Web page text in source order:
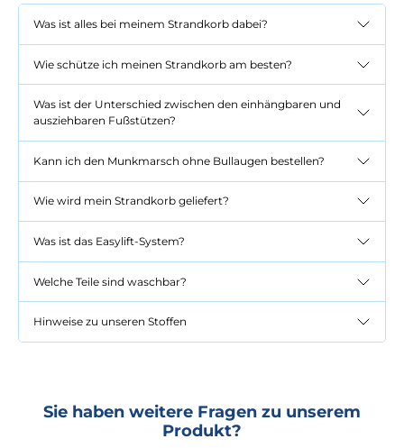
Was ist alles bei meinem Strandkorb dabei?
Wie schütze ich meinen Strandkorb am besten?
Was ist der Unterschied zwischen den einhängbaren und
ausziehbaren Fußstützen?
Kann ich den Munkmarsch ohne Bullaugen bestellen?
Wie wird mein Strandkorb geliefert?
Was ist das Easylift-System?
Welche Teile sind waschbar?
Hinweise zu unseren Stoffen
Sie haben weitere Fragen zu unserem
Produkt?